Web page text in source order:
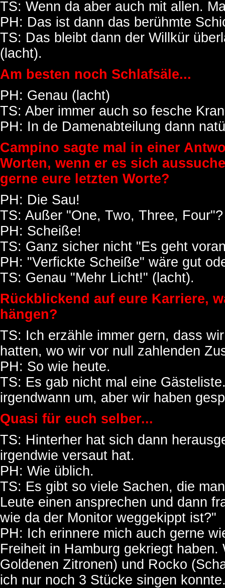
TS: Wenn da aber auch mit allen.
PH: Das ist dann das berühmte
TS: Das bleibt dann der Willkür
(lacht).
Am besten noch Schlafsäle...
PH: Genau (lacht)
TS: Aber immer auch so fesche
PH: In de Damenabteilung dann
Campino sagte mal in einer
Worten, wenn er es sich
gerne eure letzten Worte?
PH: Die Sau!
TS: Außer "One, Two, Three,
PH: Scheiße!
TS: Ganz sicher nicht "Es geht
PH: "Verfickte Scheiße" wäre gut
TS: Genau "Mehr Licht!" (lacht).
Rückblickend auf eure Karriere,
hängen?
TS: Ich erzähle immer gern, dass
hatten, wo wir vor null zahlenden
PH: So wie heute.
TS: Es gab nicht mal eine
irgendwann um, aber wir haben
Quasi für euch selber...
TS: Hinterher hat sich dann
irgendwie versaut hat.
PH: Wie üblich.
TS: Es gibt so viele Sachen, die
Leute einen ansprechen und dann
wie da der Monitor weggekippt ist?"
PH: Ich erinnere mich auch gerne
Freiheit in Hamburg gekriegt
Goldenen Zitronen) und Rocko
ich nur noch 3 Stücke singen